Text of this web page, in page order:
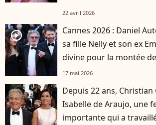
22 avril 2026
player2
Cannes 2026 : Daniel
sa fille Nelly et son ex
divine pour la montée
17 mai 2026
Depuis 22 ans, Christian
Isabelle de Araujo, une
importante qui a